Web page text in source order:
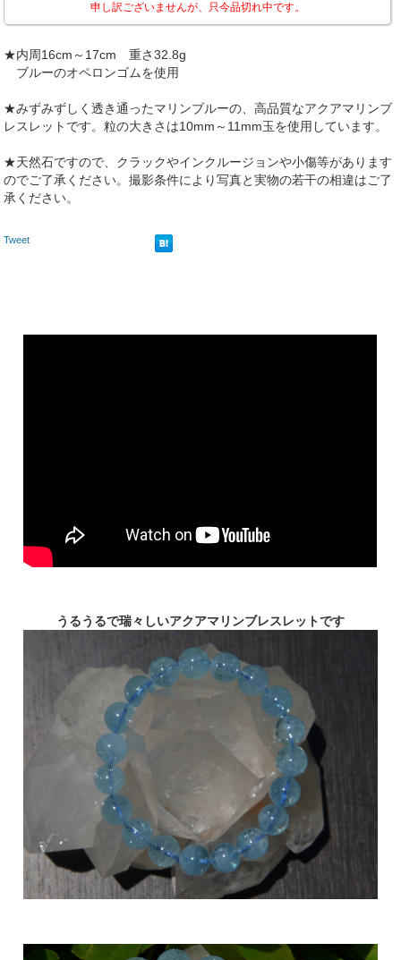
申し訳ございませんが、只今品切れ中です。
★内周16cm～17cm 重さ32.8g
ブルーのオペロンゴムを使用
★みずみずしく透き通ったマリンブルーの、高品質なアクアマリンブ
レスレットです。粒の大きさは10mm～11mm玉を使用しています。
★天然石ですので、クラックやインクルージョンや小傷等があります
のでご了承ください。撮影条件により写真と実物の若干の相違はご了
承ください。
Tweet
うるうるで瑞々しいアクアマリンブレスレットです